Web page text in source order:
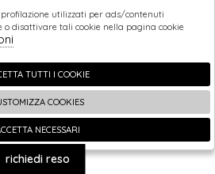
EXTRA
richiedi reso
utilizzati per ads/contenuti
o disattivare tali cookie nella pagina cookie
TUTTI I COOKIE
COOKIES
NECESSARI